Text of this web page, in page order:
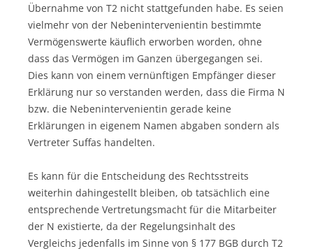
Übernahme von T2 nicht stattgefunden habe. Es seien
vielmehr von der Nebenintervenientin bestimmte
Vermögenswerte käuflich erworben worden, ohne
dass das Vermögen im Ganzen übergegangen sei.
Dies kann von einem vernünftigen Empfänger dieser
Erklärung nur so verstanden werden, dass die Firma N
bzw. die Nebenintervenientin gerade keine
Erklärungen in eigenem Namen abgaben sondern als
Vertreter Suffas handelten.
Es kann für die Entscheidung des Rechtsstreits
weiterhin dahingestellt bleiben, ob tatsächlich eine
entsprechende Vertretungsmacht für die Mitarbeiter
der N existierte, da der Regelungsinhalt des
Vergleichs jedenfalls im Sinne von § 177 BGB durch T2